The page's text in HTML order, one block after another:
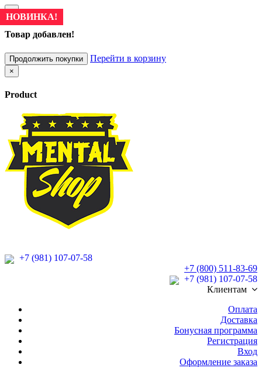
×
Товар добавлен!
Продолжить покупки Перейти в корзину
×
Product
+7 (981) 107-07-58
+7 (800) 511-83-69
+7 (981) 107-07-58
Клиентам
Оплата
Доставка
Бонусная программа
Регистрация
Вход
Оформление заказа
НОВИНКА!